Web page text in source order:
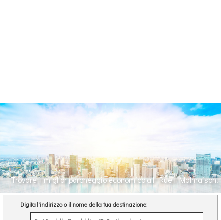
Trovare il miglior parcheggio economico all' Rueil Malmaison.
Digita l'indirizzo o il nome della tua destinazione: